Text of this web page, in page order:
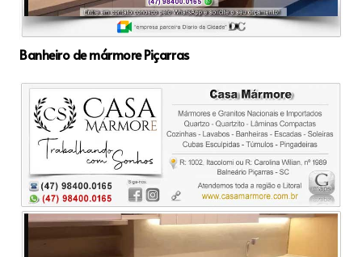
Banheiro de mármore Piçarras